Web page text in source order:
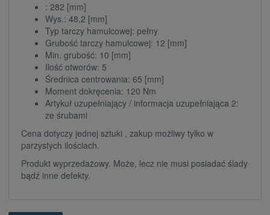
: 282 [mm]
Wys.: 48,2 [mm]
Typ tarczy hamulcowej: pełny
Grubość tarczy hamulcowej: 12 [mm]
Min. grubość: 10 [mm]
Ilość otworów: 5
Średnica centrowania: 65 [mm]
Moment dokręcenia: 120 Nm
Artykuł uzupełniający / informacja uzupełniająca 2:
ze śrubami
Cena dotyczy jednej sztuki , zakup możliwy tylko w
parzystych ilościach.
Produkt wyprzedażowy. Może, lecz nie musi posiadać ślady
bądź inne defekty.